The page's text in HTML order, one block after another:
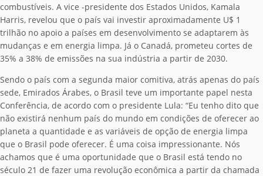
combustíveis. A vice -presidente dos Estados Unidos, Kamala
Harris, revelou que o país vai investir aproximadamente U$ 1
trilhão no apoio a países em desenvolvimento se adaptarem às
mudanças e em energia limpa. Já o Canadá, prometeu cortes de
35% a 38% de emissões na sua indústria a partir de 2030.
Sendo o país com a segunda maior comitiva, atrás apenas do país
sede, Emirados Árabes, o Brasil teve um importante papel nesta
Conferência, de acordo com o presidente Lula: “Eu tenho dito que
não existirá nenhum país do mundo em condições de oferecer ao
planeta a quantidade e as variáveis de opção de energia limpa
que o Brasil pode oferecer. É uma coisa impressionante. Nós
achamos que é uma oportunidade que o Brasil está tendo no
século 21 de fazer uma revolução econômica a partir da chamada